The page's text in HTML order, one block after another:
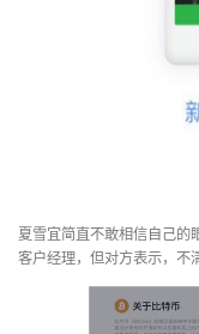
夏雪宜简直不敢相信自己的
客户经理，但对方表示，不